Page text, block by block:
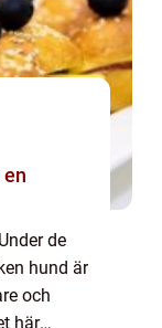
de
hund är
och
här